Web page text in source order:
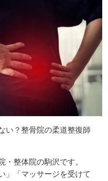
い？整骨院の柔道整復師
・整体院の駒沢です。
」「マッサージを受けて